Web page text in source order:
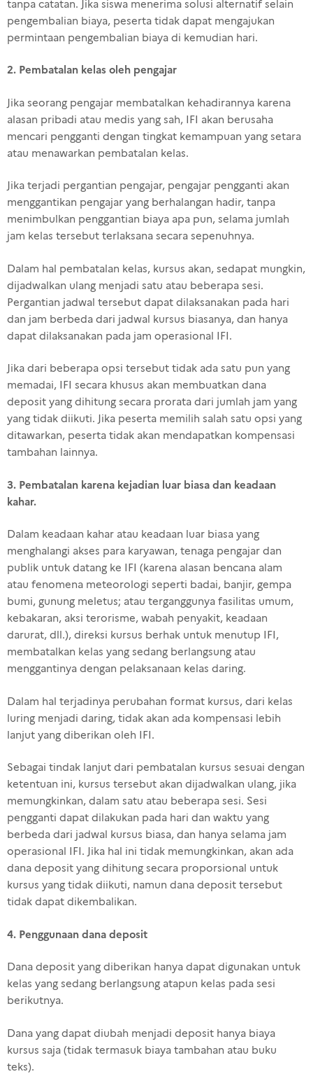
tanpa catatan. Jika siswa menerima solusi alternatif selain
pengembalian biaya, peserta tidak dapat mengajukan
permintaan pengembalian biaya di kemudian hari.
2. Pembatalan kelas oleh pengajar
Jika seorang pengajar membatalkan kehadirannya karena
alasan pribadi atau medis yang sah, IFI akan berusaha
mencari pengganti dengan tingkat kemampuan yang setara
atau menawarkan pembatalan kelas.
Jika terjadi pergantian pengajar, pengajar pengganti akan
menggantikan pengajar yang berhalangan hadir, tanpa
menimbulkan penggantian biaya apa pun, selama jumlah
jam kelas tersebut terlaksana secara sepenuhnya.
Dalam hal pembatalan kelas, kursus akan, sedapat mungkin,
dijadwalkan ulang menjadi satu atau beberapa sesi.
Pergantian jadwal tersebut dapat dilaksanakan pada hari
dan jam berbeda dari jadwal kursus biasanya, dan hanya
dapat dilaksanakan pada jam operasional IFI.
Jika dari beberapa opsi tersebut tidak ada satu pun yang
memadai, IFI secara khusus akan membuatkan dana
deposit yang dihitung secara prorata dari jumlah jam yang
yang tidak diikuti. Jika peserta memilih salah satu opsi yang
ditawarkan, peserta tidak akan mendapatkan kompensasi
tambahan lainnya.
3. Pembatalan karena kejadian luar biasa dan keadaan
kahar.
Dalam keadaan kahar atau keadaan luar biasa yang
menghalangi akses para karyawan, tenaga pengajar dan
publik untuk datang ke IFI (karena alasan bencana alam
atau fenomena meteorologi seperti badai, banjir, gempa
bumi, gunung meletus; atau terganggunya fasilitas umum,
kebakaran, aksi terorisme, wabah penyakit, keadaan
darurat, dll.), direksi kursus berhak untuk menutup IFI,
membatalkan kelas yang sedang berlangsung atau
menggantinya dengan pelaksanaan kelas daring.
Dalam hal terjadinya perubahan format kursus, dari kelas
luring menjadi daring, tidak akan ada kompensasi lebih
lanjut yang diberikan oleh IFI.
Sebagai tindak lanjut dari pembatalan kursus sesuai dengan
ketentuan ini, kursus tersebut akan dijadwalkan ulang, jika
memungkinkan, dalam satu atau beberapa sesi. Sesi
pengganti dapat dilakukan pada hari dan waktu yang
berbeda dari jadwal kursus biasa, dan hanya selama jam
operasional IFI. Jika hal ini tidak memungkinkan, akan ada
dana deposit yang dihitung secara proporsional untuk
kursus yang tidak diikuti, namun dana deposit tersebut
tidak dapat dikembalikan.
4. Penggunaan dana deposit
Dana deposit yang diberikan hanya dapat digunakan untuk
kelas yang sedang berlangsung atapun kelas pada sesi
berikutnya.
Dana yang dapat diubah menjadi deposit hanya biaya
kursus saja (tidak termasuk biaya tambahan atau buku
teks).